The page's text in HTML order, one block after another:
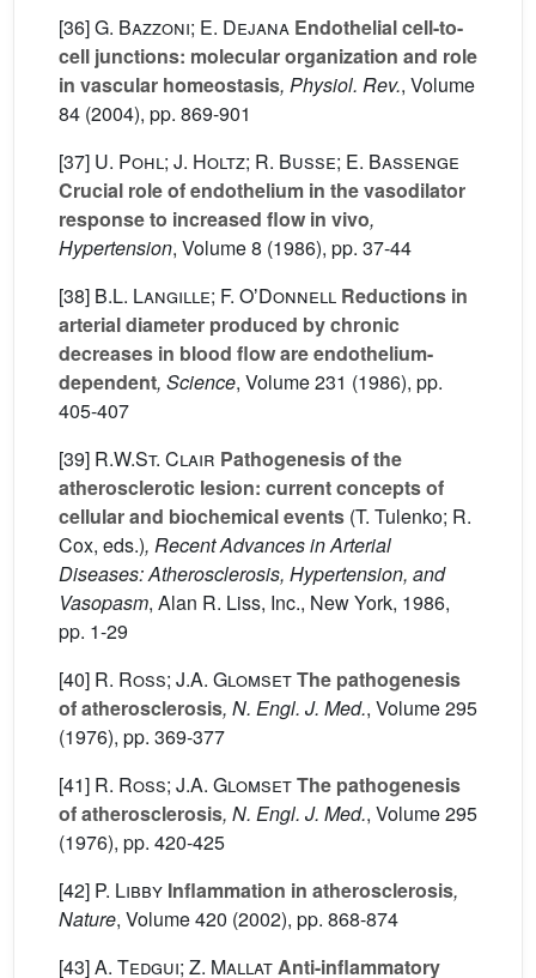
[36]G. Bazzoni; E. Dejana Endothelial cell-to-
cell junctions: molecular organization and role
in vascular homeostasis, Physiol. Rev., Volume
84 (2004), pp. 869-901
[37] U. Pohl; J. Holtz; R. Busse; E. Bassenge
Crucial role of endothelium in the vasodilator
response to increased flow in vivo,
Hypertension, Volume 8 (1986), pp. 37-44
[38] B.L. Langille; F. OʼDonnell Reductions in
arterial diameter produced by chronic
decreases in blood flow are endothelium-
dependent, Science, Volume 231 (1986), pp.
405-407
[39] R.W.St. Clair Pathogenesis of the
atherosclerotic lesion: current concepts of
cellular and biochemical events (T. Tulenko; R.
Cox, eds.), Recent Advances in Arterial
Diseases: Atherosclerosis, Hypertension, and
Vasopasm, Alan R. Liss, Inc., New York, 1986,
pp. 1-29
[40] R. Ross; J.A. GlomsetThe pathogenesis
of atherosclerosis, N. Engl. J. Med., Volume 295
(1976), pp. 369-377
[41] R. Ross; J.A. GlomsetThe pathogenesis
of atherosclerosis, N. Engl. J. Med., Volume 295
(1976), pp. 420-425
[42] P. Libby Inflammation in atherosclerosis,
Nature, Volume 420 (2002), pp. 868-874
[43]A. Tedgui; Z. MallatAnti-inflammatory